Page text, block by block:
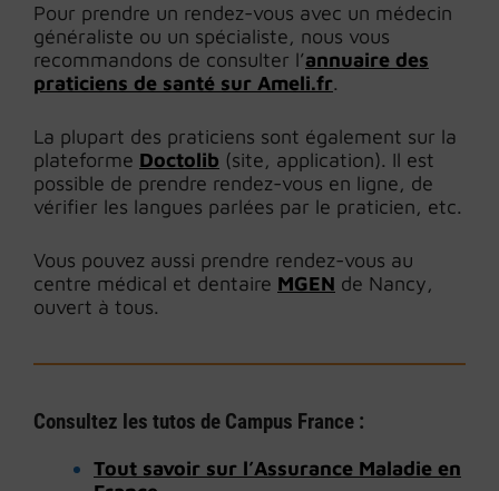
Pour prendre un rendez-vous avec un médecin
généraliste ou un spécialiste, nous vous
recommandons de consulter l’annuaire des
praticiens de santé sur Ameli.fr.
La plupart des praticiens sont également sur la
plateforme Doctolib (site, application). Il est
possible de prendre rendez-vous en ligne, de
vérifier les langues parlées par le praticien, etc.
Vous pouvez aussi prendre rendez-vous au
centre médical et dentaire MGEN de Nancy,
ouvert à tous.
Consultez les tutos de Campus France :
Tout savoir sur l’Assurance Maladie en